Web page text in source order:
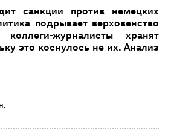
санкции против немецких
подрывает верховенство
журналисты хранят
это коснулось не их. Анализ